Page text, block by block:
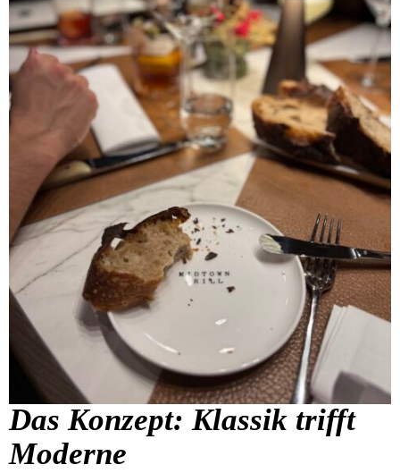
Das Konzept: Klassik trifft
Moderne